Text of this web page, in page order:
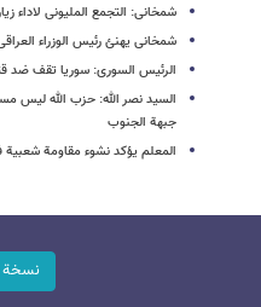
شمخانی: التجمع الملیونی لاداء
شمخانی یهنئ رئیس الوزراء
الرئیس السوری: سوریا تقف ضد
السید نصر الله: حزب الله لیس
جبهة الجنوب
المعلم یؤکد نشوء مقاومة
نسخة